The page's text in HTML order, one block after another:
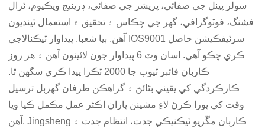
سولر پينل جي صفائي، پريشر جي صفائي، ڊرينيج ويڪيوم، ٽرال
فشنگ، فوٽوگرافي، گهر جي چڪاس ۽ تحقيق ۾ استعمال ٿينديون
آهن. ٻيا شعبا. پيداوار ٽيڪنالاجي IOS9001 سرٽيفڪيشن حاصل
ڪري چڪو آهي. اسان وٽ 6 پيداوار جون لائينون آهن ۽ هر روز
ڪاربان فائبر ٽيوب جا 2000 ٽڪرا پيدا ڪري سگھن ٿا.
ڪارڪردگي کي يقيني بڻائڻ ۽ گراهڪن طرفان گهربل ترسيل
وقت کي پورا ڪرڻ لاءِ مشينن پاران اڪثر عمل مڪمل ڪيا ويا
آهن. Jingsheng ڪاربان مڱريو ٽيڪنيڪي جدت، انتظام جدت ۽